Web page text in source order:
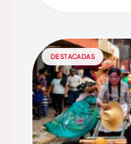
DESTACADAS